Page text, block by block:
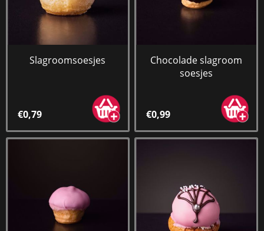
Slagroomsoesjes
€0,79
Chocolade slagroom
soesjes
€0,99